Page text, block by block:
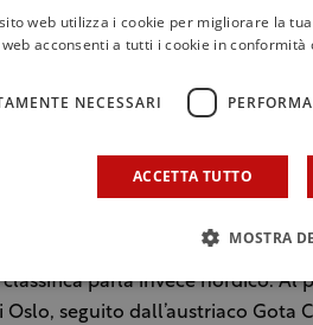
(la sede di corso Magenta a
che va oltre la tradizionale
parla invece nordico. Al
Oslo, seguito dall’austriaco Gota
web utilizza i cookie per migliorare la
acconsenti a tutti i cookie in conformità
NECESSARI
ACCETTA TUTTO
MOSTRA